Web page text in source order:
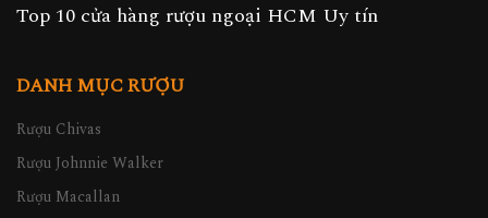
Top 10 cửa hàng rượu ngoại HCM Uy tín
DANH MỤC RƯỢU
Rượu Chivas
Rượu Johnnie Walker
Rượu Macallan